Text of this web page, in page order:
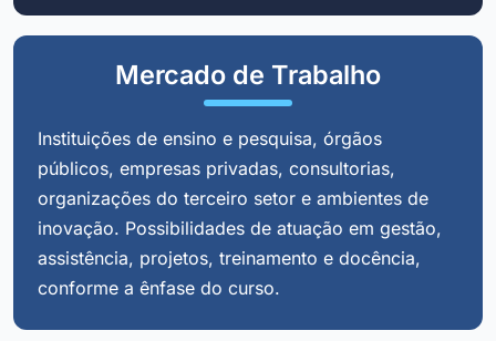
Mercado de Trabalho
Instituições de ensino e pesquisa, órgãos
públicos, empresas privadas, consultorias,
organizações do terceiro setor e ambientes de
inovação. Possibilidades de atuação em gestão,
assistência, projetos, treinamento e docência,
conforme a ênfase do curso.